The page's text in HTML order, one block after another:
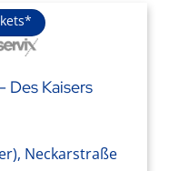
Des Kaisers
Neckarstraße